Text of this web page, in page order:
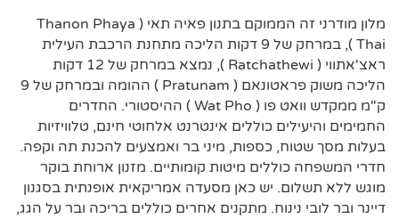
מלון מודרני זה הממוקם בתנון פאיה תאי ( Thanon Phaya
Thai ), במרחק של 9 דקות הליכה מתחנת הרכבת העילית
ראצ'אתווי ( Ratchathewi ), נמצא במרחק של 12 דקות
הליכה משוק פראטונאם ( Pratunam ) ההומה ובמרחק של 9
ק"מ ממקדש וואט פו ( Wat Pho ) ההיסטורי. החדרים
החמימים והיעילים כוללים אינטרנט אלחוטי חינם, טלוויזיות
בעלות מסך שטוח, כספות, מיני בר ואמצעים להכנת תה וקפה.
חדרי המשפחה כוללים מיטות קומותיים. מזנון ארוחת בוקר
מוגש ללא תשלום. יש כאן מסעדה אמריקאית אופנתית בסגנון
דיינר ובר לובי נינוח. מתקנים אחרים כוללים בריכה ובר על הגג,